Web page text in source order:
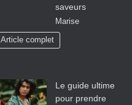
saveurs
Marise
Article complet
Le guide ultime
pour prendre